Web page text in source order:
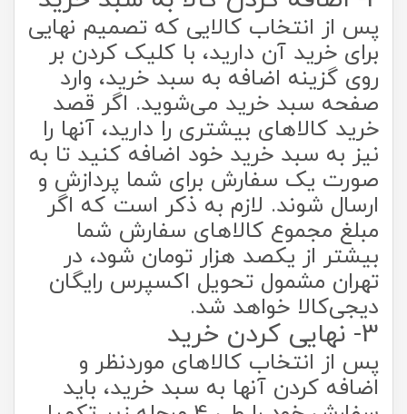
پس از انتخاب کالایی که تصمیم نهایی
برای خرید آن دارید، با کلیک کردن بر
روی گزینه اضافه به سبد خرید، وارد
صفحه سبد خرید می‌‏شوید. اگر قصد
خرید کالاهای بیشتری را دارید، آنها را
نیز به سبد خرید خود اضافه کنید تا به
صورت یک سفارش برای شما پردازش و
ارسال شوند. لازم به ذکر است که اگر
مبلغ مجموع کالاهای سفارش‌ شما
بیشتر از یکصد هزار تومان شود، در
تهران مشمول تحویل اکسپرس رایگان
دیجی‌کالا خواهد شد.
3- نهایی کردن خرید
پس از انتخاب کالاهای موردنظر و
اضافه کردن آنها به سبد خرید، باید